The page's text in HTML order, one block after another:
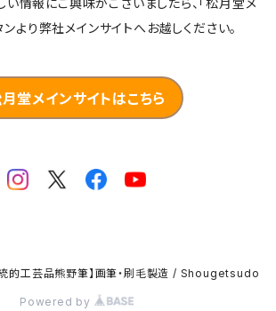
い情報にご興味がございましたら、「松月堂メ
ンより弊社メインサイトへお越しください。
堂メインサイトはこちら
統的工芸品熊野筆】画筆・刷毛製造 / Shougetsudo
Powered by